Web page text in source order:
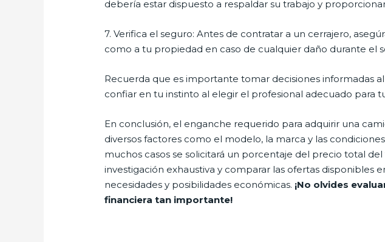
debería estar dispuesto a respaldar su trabajo y
7. Verifica el seguro: Antes de contratar a un cerrajero,
como a tu propiedad en caso de cualquier daño durante el
Recuerda que es importante tomar decisiones informadas
confiar en tu instinto al elegir el profesional adecuado para
En conclusión, el enganche requerido para adquirir una
diversos factores como el modelo, la marca y las
muchos casos se solicitará un porcentaje del precio total
investigación exhaustiva y comparar las ofertas
necesidades y posibilidades económicas. ¡No olvides
financiera tan importante!